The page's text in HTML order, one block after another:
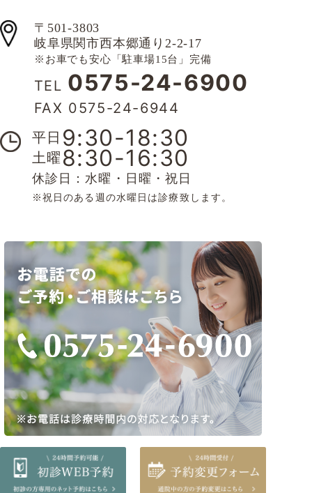
〒501-3803
岐阜県関市西本郷通り2-2-17
※お車でも安心「駐車場15台」完備
TEL 0575-24-6900
FAX 0575-24-6944
平日 9:30-18:30
土曜 8:30-16:30
休診日：水曜・日曜・祝日
※祝日のある週の水曜日は診療致します。